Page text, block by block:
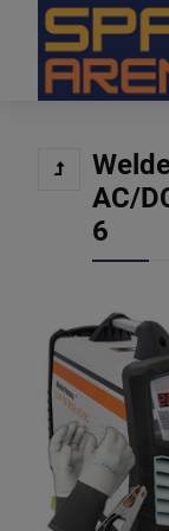
AC/
6